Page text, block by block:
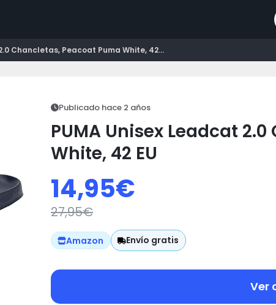
Chancletas, Peacoat Puma White, 42...
Publicado hace 2 años
PUMA Unisex Leadcat
White, 42 EU
14,95€
27,95€
Amazon Envío gratis
Ver